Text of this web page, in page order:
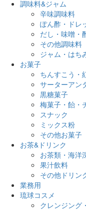
調味料&ジャム
辛味調味料
ぽん酢・ドレ
だし・味噌・
その他調味料
ジャム・はち
お菓子
ちんすこう・
サーターアン
黒糖菓子
梅菓子・飴・
スナック
ミックス粉
その他お菓子
お茶&ドリンク
お茶類・海洋
果汁飲料
その他ドリン
業務用
琉球コスメ
クレンジング